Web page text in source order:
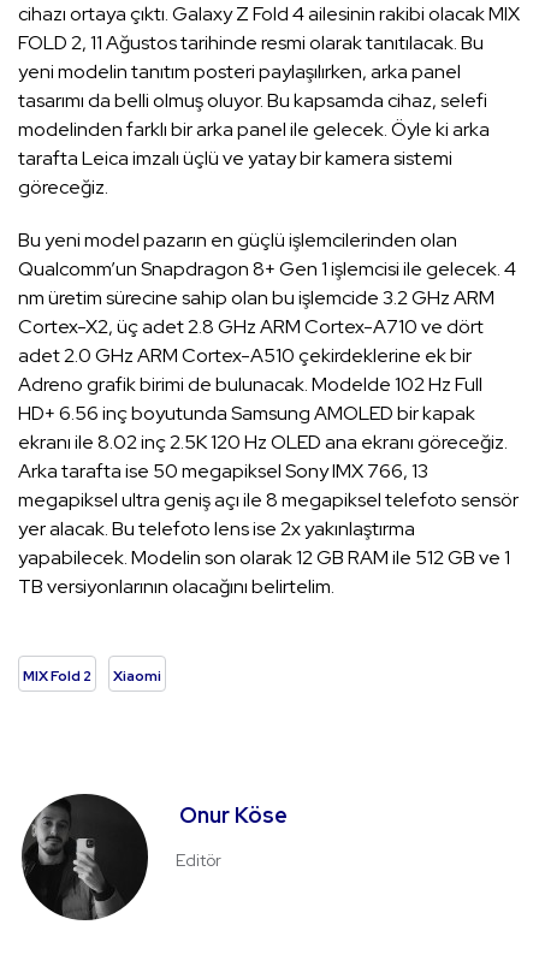
cihazı ortaya çıktı. Galaxy Z Fold 4 ailesinin rakibi olacak MIX
FOLD 2, 11 Ağustos tarihinde resmi olarak tanıtılacak. Bu
yeni modelin tanıtım posteri paylaşılırken, arka panel
tasarımı da belli olmuş oluyor. Bu kapsamda cihaz, selefi
modelinden farklı bir arka panel ile gelecek. Öyle ki arka
tarafta Leica imzalı üçlü ve yatay bir kamera sistemi
göreceğiz.
Bu yeni model pazarın en güçlü işlemcilerinden olan
Qualcomm’un Snapdragon 8+ Gen 1 işlemcisi ile gelecek. 4
nm üretim sürecine sahip olan bu işlemcide 3.2 GHz ARM
Cortex-X2, üç adet 2.8 GHz ARM Cortex-A710 ve dört
adet 2.0 GHz ARM Cortex-A510 çekirdeklerine ek bir
Adreno grafik birimi de bulunacak. Modelde 102 Hz Full
HD+ 6.56 inç boyutunda Samsung AMOLED bir kapak
ekranı ile 8.02 inç 2.5K 120 Hz OLED ana ekranı göreceğiz.
Arka tarafta ise 50 megapiksel Sony IMX 766, 13
megapiksel ultra geniş açı ile 8 megapiksel telefoto sensör
yer alacak. Bu telefoto lens ise 2x yakınlaştırma
yapabilecek. Modelin son olarak 12 GB RAM ile 512 GB ve 1
TB versiyonlarının olacağını belirtelim.
MIX Fold 2 Xiaomi
Onur Köse
Editör